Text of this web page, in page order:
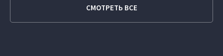
СМОТРЕТЬ ВСЕ